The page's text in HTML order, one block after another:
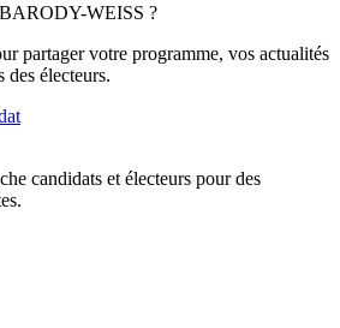
BARODY-WEISS ?
partager votre programme, vos actualités
des électeurs.
candidats et électeurs pour des